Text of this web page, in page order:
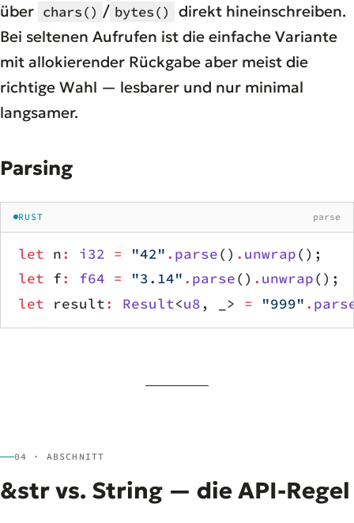
über chars() / bytes()
direkt hineinschreiben.
Bei seltenen Aufrufen ist die einfache Variante
mit allokierender Rückgabe aber meist die
richtige Wahl — lesbarer und nur minimal
langsamer.
Parsing
RUST parse
let n: i32 = "42" . parse() . unwrap();
let f: f64 = "3.14" . parse() . unwrap();
let result: Result<u8, _> = "999" .
04 · ABSCHNITT
&str vs. String — die API-Regel